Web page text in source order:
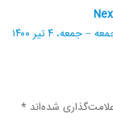
Next
جمعه، ۴ تیر ۱۴۰۰
شده‌اند *